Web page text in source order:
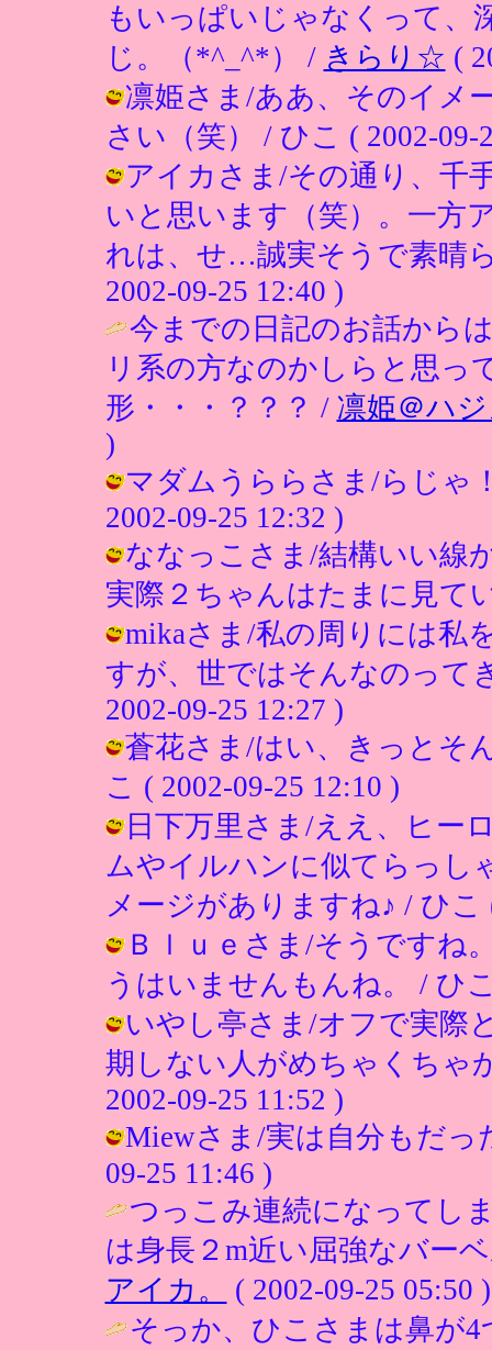
もいっぱいじゃなくって、
じ。（*^_^*） / きらり☆ (
凛姫さま/ああ、そのイメ
さい（笑） / ひこ ( 2002-09-
アイカさま/その通り、千
いと思います（笑）。一
れは、せ…誠実そうで素晴
2002-09-25 12:40 )
今までの日記のお話から
リ系の方なのかしらと思っ
形・・・？？？ / 凛姫＠ハ
)
マダムうららさま/らじゃ
2002-09-25 12:32 )
ななっこさま/結構いい線
実際２ちゃんはたまに見て
mikaさま/私の周りには私
すが、世ではそんなのって
2002-09-25 12:27 )
蒼花さま/はい、きっとそ
こ ( 2002-09-25 12:10 )
日下万里さま/ええ、ヒー
ムやイルハンに似てらっし
メージがありますね♪ / ひこ
Ｂｌｕｅさま/そうですね
うはいませんもんね。 / ひ
いやし亭さま/オフで実際
期しない人がめちゃくちゃ
2002-09-25 11:52 )
Miewさま/実は自分もだっ
09-25 11:46 )
つっこみ連続になってし
は身長２m近い屈強なバー
アイカ。
( 2002-09-25 05:50 )
そっか、ひこさまは鼻が